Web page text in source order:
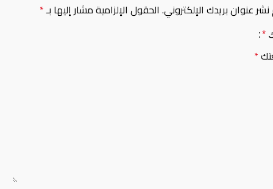
نشر عنوان بريدك الإلكتروني. الحقول الإلزامية مشار إليها بـ*
*
*